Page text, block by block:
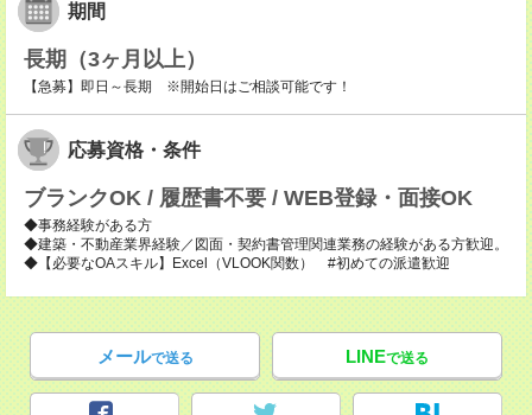
期間
長期（3ヶ月以上）
【急募】即日～長期 ※開始日はご相談可能です！
応募資格・条件
ブランクOK / 履歴書不要 / WEB登録・面接OK
◆事務経験がある方
◆建築・不動産業界経験／図面・契約書管理関連業務の経験がある方歓迎。
◆【必要なOAスキル】Excel（VLOOK関数） #初めての派遣歓迎
メールで送る LINEで送る